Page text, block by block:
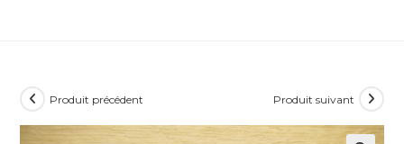
Produit précédent Produit suivant